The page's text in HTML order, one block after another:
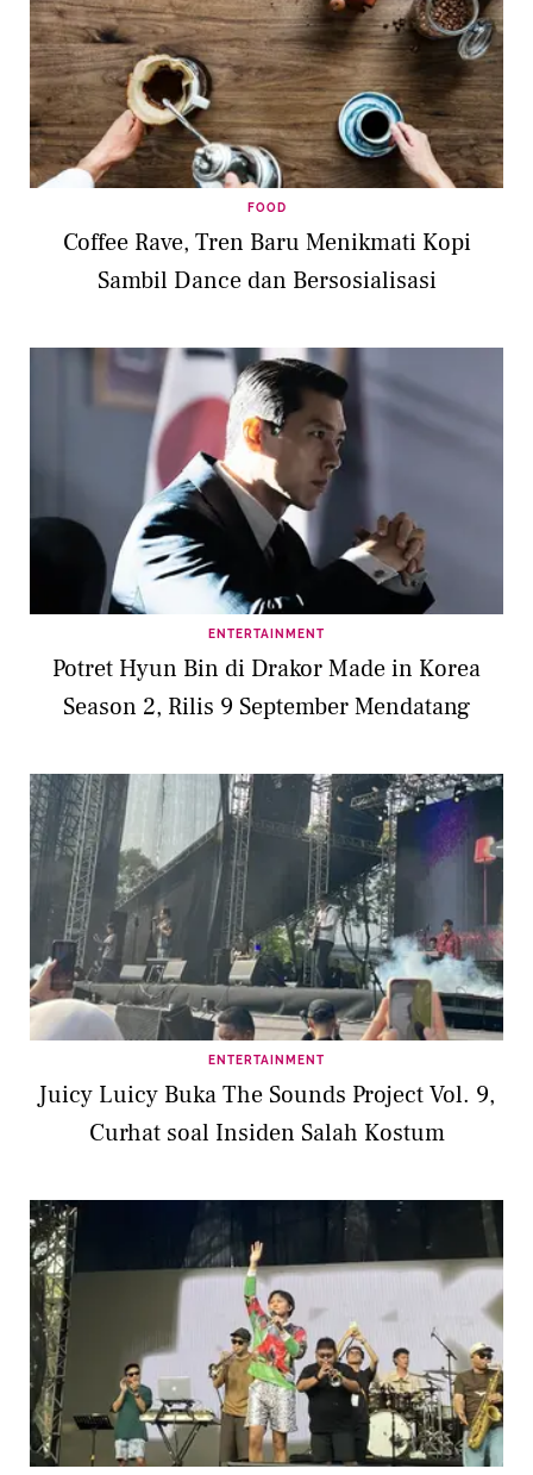
FOOD
Coffee Rave, Tren Baru Menikmati Kopi
Sambil Dance dan Bersosialisasi
ENTERTAINMENT
Potret Hyun Bin di Drakor Made in Korea
Season 2, Rilis 9 September Mendatang
ENTERTAINMENT
Juicy Luicy Buka The Sounds Project Vol. 9,
Curhat soal Insiden Salah Kostum